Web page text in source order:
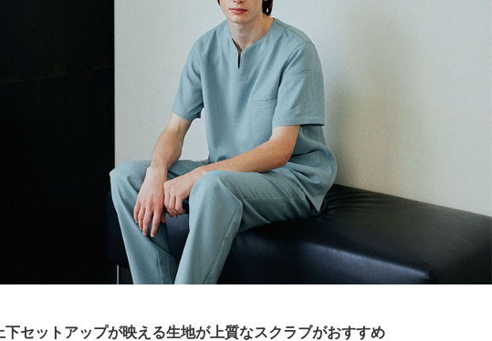
下セットアップが映える生地が上質なスクラブがおすすめ